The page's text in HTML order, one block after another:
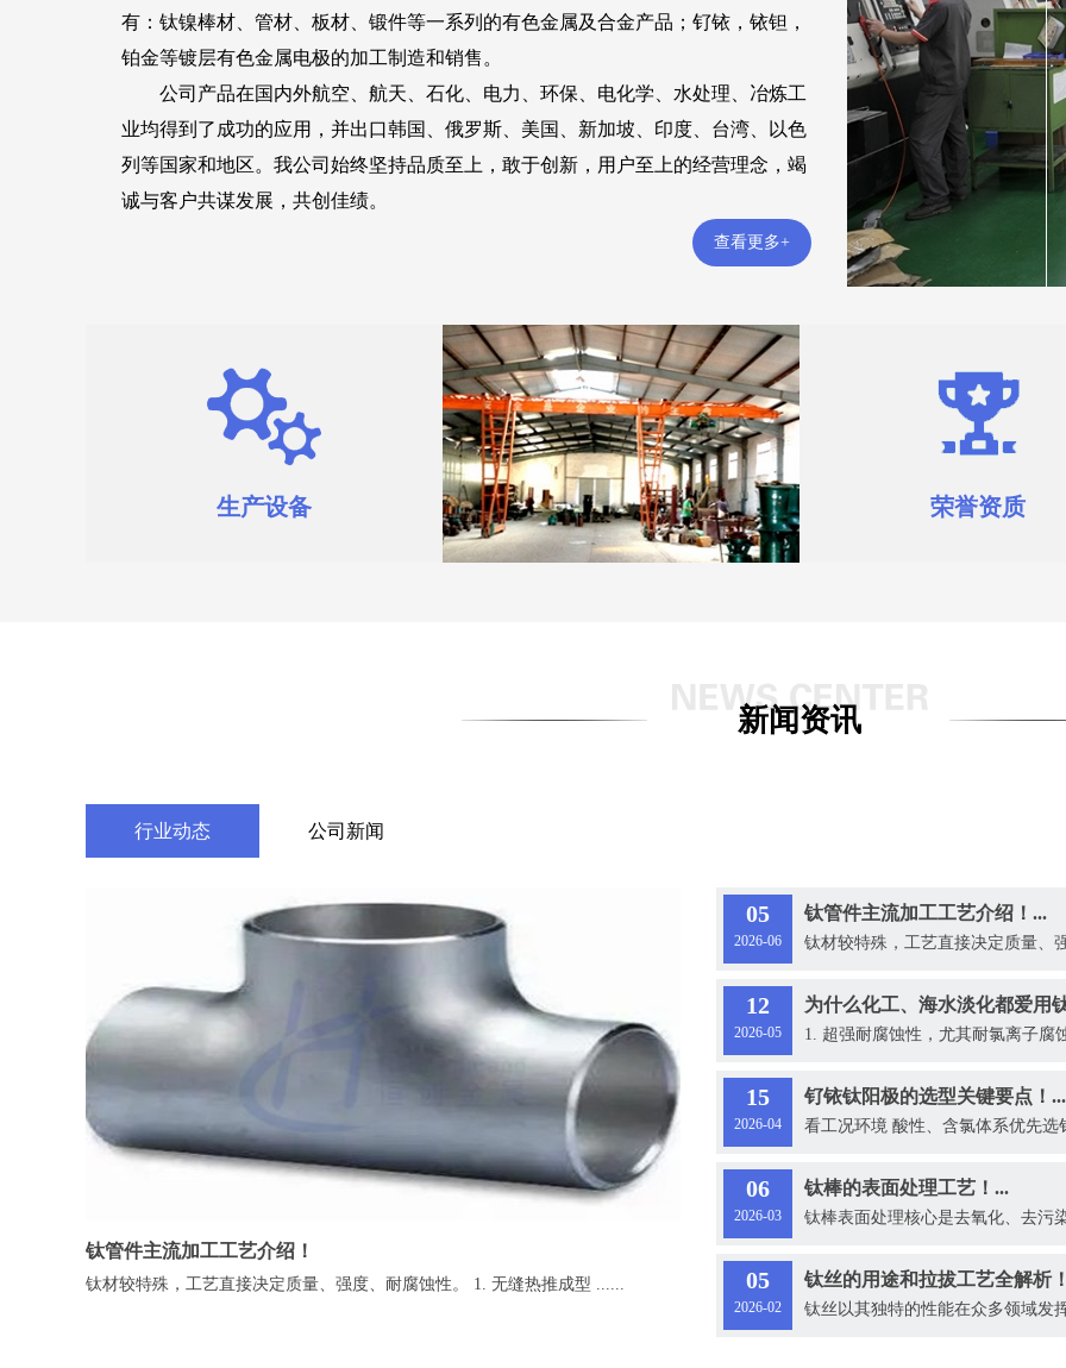
有：钛镍棒材、管材、板材、锻件等一系列的有色金属及合金产品；钌铱，铱钽，
铂金等镀层有色金属电极的加工制造和销售。
公司产品在国内外航空、航天、石化、电力、环保、电化学、水处理、冶炼工
业均得到了成功的应用，并出口韩国、俄罗斯、美国、新加坡、印度、台湾、以色
列等国家和地区。我公司始终坚持品质至上，敢于创新，用户至上的经营理念，竭
诚与客户共谋发展，共创佳绩。
查看更多+
生产设备 荣誉资质
新闻资讯
行业动态 公司新闻
钛管件主流加工工艺介绍！
钛材较特殊，工艺直接决定质量、强度、耐腐蚀性。 1. 无缝热推成型 ......
05
2026-06
钛管件主流加工工艺介绍！...
钛材较特殊，工艺直接决定质量、
12
2026-05
为什么化工、海水淡化都爱用
1. 超强耐腐蚀性，尤其耐氯离子腐
15
2026-04
钌铱钛阳极的选型关键要点！...
看工况环境 酸性、含氯体系优先
06
2026-03
钛棒的表面处理工艺！...
钛棒表面处理核心是去氧化、去污
05
2026-02
钛丝的用途和拉拔工艺全解析
钛丝以其独特的性能在众多领域发